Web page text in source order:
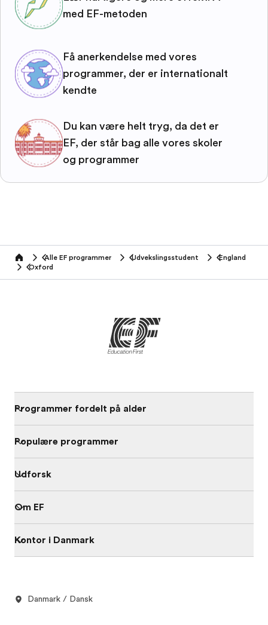
med EF-metoden
Få anerkendelse med vores
programmer, der er internationalt
kendte
Du kan være helt tryg, da det er
EF, der står bag alle vores skoler
og programmer
home Alle EF programmer Udvekslingsstudent
England
Oxford
Programmer fordelt på alder
Populære programmer
Udforsk
Om EF
Kontor i Danmark
Danmark / Dansk